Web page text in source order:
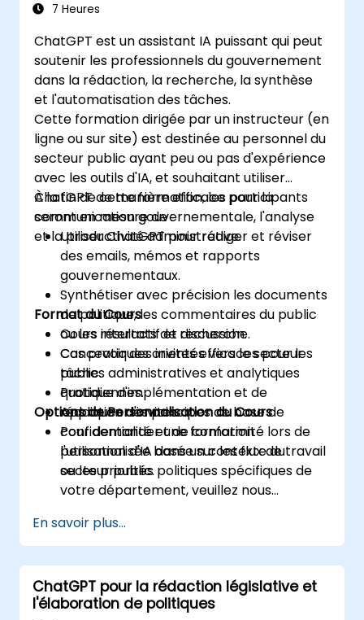
7 Heures
ChatGPT est un assistant IA puissant qui peut
soutenir les professionnels du gouvernement
dans la rédaction, la recherche, la synthèse
et l'automatisation des tâches.
Cette formation dirigée par un instructeur (en
ligne ou sur site) est destinée au personnel du
secteur public ayant peu ou pas d'expérience
avec les outils d'IA, et souhaitant utiliser
ChatGPT de manière efficace pour la
communication gouvernementale, l'analyse
et la productivité administrative.
À la fin de cette formation, les participants
seront en mesure de :
Utiliser ChatGPT pour rédiger et réviser
des emails, mémos et rapports
gouvernementaux.
Synthétiser avec précision les documents
de politique, les commentaires du public
ou les résultats de recherche.
Concevoir des invites efficaces pour les
tâches administratives et analytiques
quotidiennes.
Appliquer des principes de base de
confidentialité et de conformité lors de
l'utilisation d'IA dans un contexte du
secteur public.
Format du Cours
Cours interactif et discussion.
Cas pratiques orientés vers le secteur
public.
Pratique d'implémentation et de
rédaction d'invites.
Options de Personnalisation du Cours
Pour demander une formation
personnalisée basée sur les flux de travail
ou les priorités politiques spécifiques de
votre département, veuillez nous
En savoir plus...
ChatGPT pour la rédaction législative et
l'élaboration de politiques